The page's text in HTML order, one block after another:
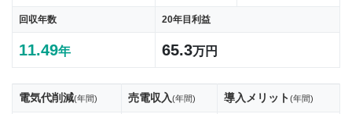
回収年数 20年目利益
11.49年 65.3万円
電気代削減(年間) 売電収入(年間) 導入メリット(年間)